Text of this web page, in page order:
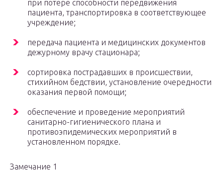
при потере способности передвижения
пациента, транспортировка в соответствующее
учреждение;
передача пациента и медицинских документов
дежурному врачу стационара;
сортировка пострадавших в происшествии,
стихийном бедствии, установление очередности
оказания первой помощи;
обеспечение и проведение мероприятий
санитарно-гигиенического плана и
противоэпидемических мероприятий в
установленном порядке.
Замечание 1